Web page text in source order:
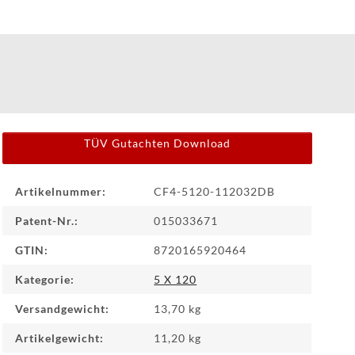
WF
CUSTOM
TUNINGPOINT
TÜV Gutachten Download
Produkteigenschaft
Wert
Artikelnummer: CF4-5120-112032DB
Patent-Nr.: 015033671
GTIN: 8720165920464
Kategorie: 5 X 120
Versandgewicht: 13,70 kg
Artikelgewicht: 11,20 kg